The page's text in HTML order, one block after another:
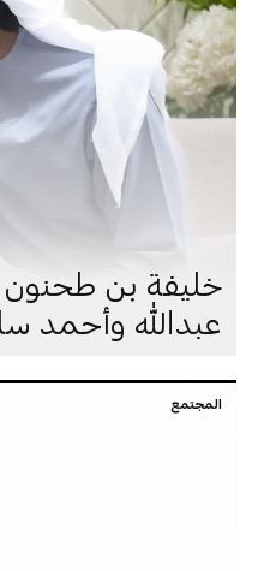
خليفة بن
عبدالله وأحمد
المجتمع